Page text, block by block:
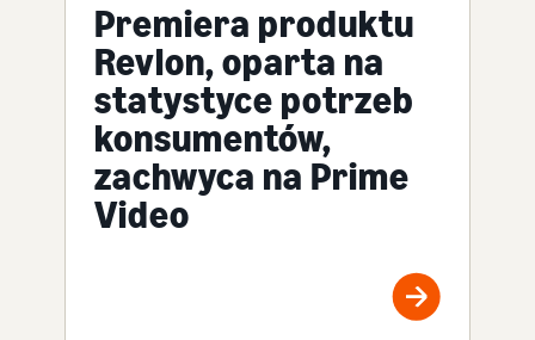
Premiera produktu
Revlon, oparta na
statystyce potrzeb
konsumentów,
zachwyca na Prime
Video